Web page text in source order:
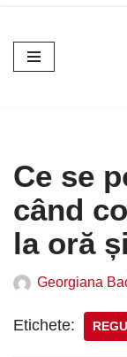
Sari
la
Ce se
când
la oră
Georgiana
Etichete: